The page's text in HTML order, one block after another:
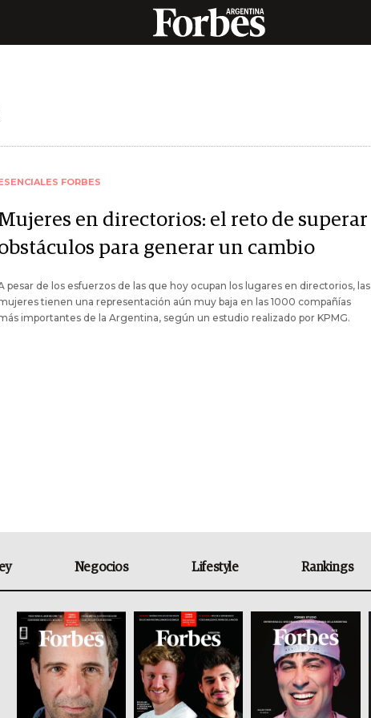
FORBES
en directorios: el reto de superar
para generar un cambio
pesar de los esfuerzos de las que hoy ocupan los lugares en directorios, las
tienen una representación aún muy baja en las 1000 compañías
importantes de la Argentina, según un estudio realizado por KPMG.
Negocios Lifestyle Rankings